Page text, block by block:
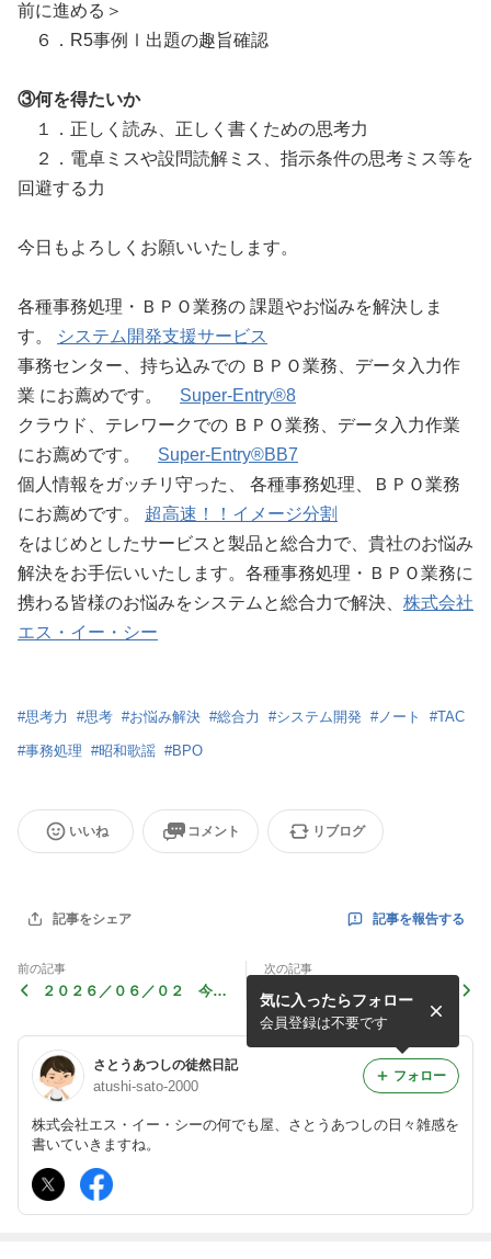
前に進める＞
６．R5事例Ⅰ出題の趣旨確認
③何を得たいか
１．正しく読み、正しく書くための思考力
２．電卓ミスや設問読解ミス、指示条件の思考ミス等を
回避する力
今日もよろしくお願いいたします。
各種事務処理・ＢＰＯ業務の 課題やお悩みを解決しま
す。
システム開発支援サービス
事務センター、持ち込みでの ＢＰＯ業務、データ入力作
業 にお薦めです。 Super-Entry®8
クラウド、テレワークでの ＢＰＯ業務、データ入力作業
にお薦めです。 Super-Entry®BB7
個人情報をガッチリ守った、 各種事務処理、ＢＰＯ業務
にお薦めです。 超高速！！イメージ分割
をはじめとしたサービスと製品と総合力で、貴社のお悩み
解決をお手伝いいたします。各種事務処理・ＢＰＯ業務に
携わる皆様のお悩みをシステムと総合力で解決、 株式会社
エス・イー・シー
#思考力 #思考 #お悩み解決 #総合力 #システム開発 #ノート #TAC
#事務処理 #昭和歌謡 #BPO
いいね コメント リブログ
記事をシェア 記事を報告する
前の記事
２０２６／０６／０２ 今日
次の記事
２０２６／０６／０２ 今日
はおむつの日
さとうあつしの徒然日記
atushi-sato-2000
株式会社エス・イー・シーの何でも屋、さとうあつしの日々雑感を
書いていきますね。
気に入ったらフォロー
会員登録は不要です
フォロー